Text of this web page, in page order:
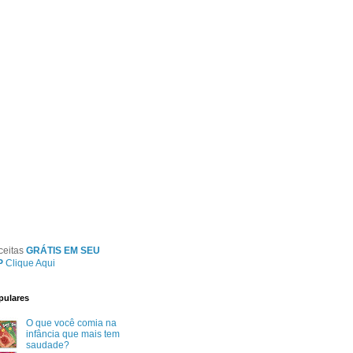
GRÁTIS EM SEU
Clique Aqui
O que você comia na
infância que mais tem
saudade?